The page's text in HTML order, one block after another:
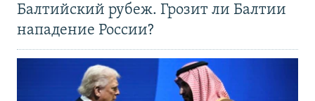
Балтийский рубеж. Грозит ли Балтии
нападение России?